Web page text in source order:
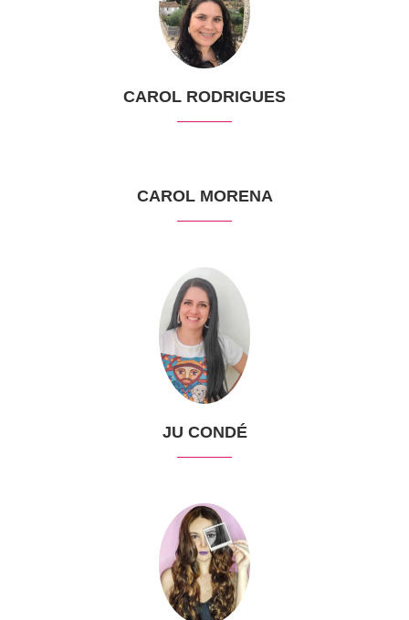
CAROL RODRIGUES
CAROL MORENA
JU CONDÉ